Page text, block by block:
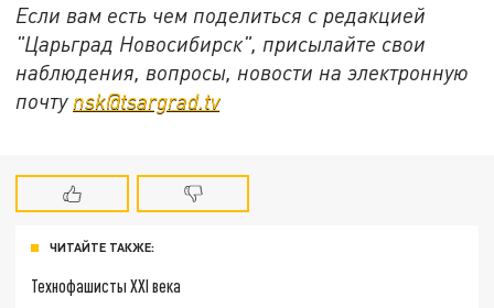
Если вам есть чем поделиться с редакцией
"Царьград Новосибирск", присылайте свои
наблюдения, вопросы, новости на электронную
почту nsk@tsargrad.tv
ЧИТАЙТЕ ТАКЖЕ:
Технофашисты XXI века